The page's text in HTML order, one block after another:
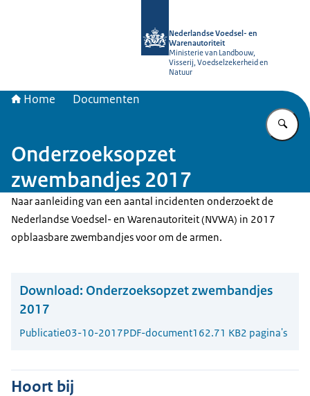
Nederlandse Voedsel- en
Warenautoriteit
Ministerie van Landbouw,
Visserij, Voedselzekerheid en
Natuur
Home Documenten
Onderzoeksopzet
zwembandjes 2017
Naar aanleiding van een aantal incidenten onderzoekt de
Nederlandse Voedsel- en Warenautoriteit (NVWA) in 2017
opblaasbare zwembandjes voor om de armen.
Download: Onderzoeksopzet zwembandjes
2017
Publicatie03-10-2017PDF-document162.71 KB2 pagina's
Hoort bij